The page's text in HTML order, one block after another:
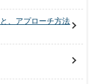
、アプローチ方法